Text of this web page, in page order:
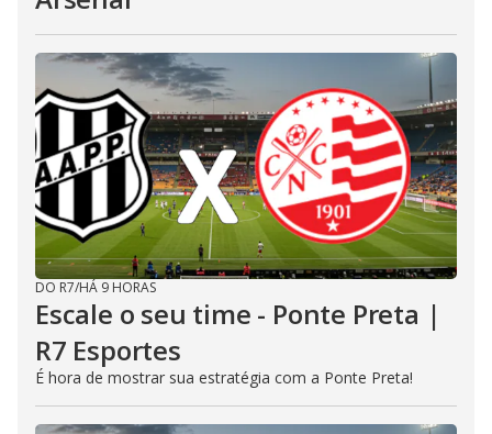
DO R7/HÁ 9 HORAS
Escale o seu time - Ponte Preta |
R7 Esportes
É hora de mostrar sua estratégia com a Ponte Preta!